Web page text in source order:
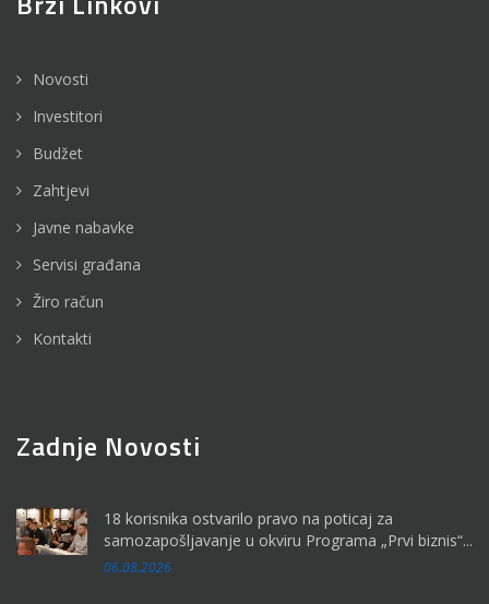
Novosti
Investitori
Budžet
Zahtjevi
Javne nabavke
Servisi građana
Žiro račun
Kontakti
Zadnje Novosti
18 korisnika ostvarilo pravo na poticaj za
samozapošljavanje u okviru Programa „Prvi biznis“...
06.08.2026